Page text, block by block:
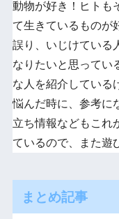
動物が好き！ヒトも
て生きているものが
誤り、いじけている
なりたいと思ってい
な人を紹介している
悩んだ時に、参考に
立ち情報などもこれ
ているので、また
まとめ記事